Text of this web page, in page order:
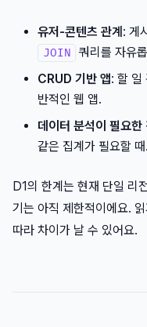
유저-콘텐츠 관계 : 게
JOIN 쿼리를 자유
CRUD 기반 앱: 할 일
반적인 웹 앱.
데이터 분석이 필요한
같은 집계가 필요할
D1의 한계는 현재 단일 리
기는 아직 제한적이에요.
따라 차이가 날 수 있어요.